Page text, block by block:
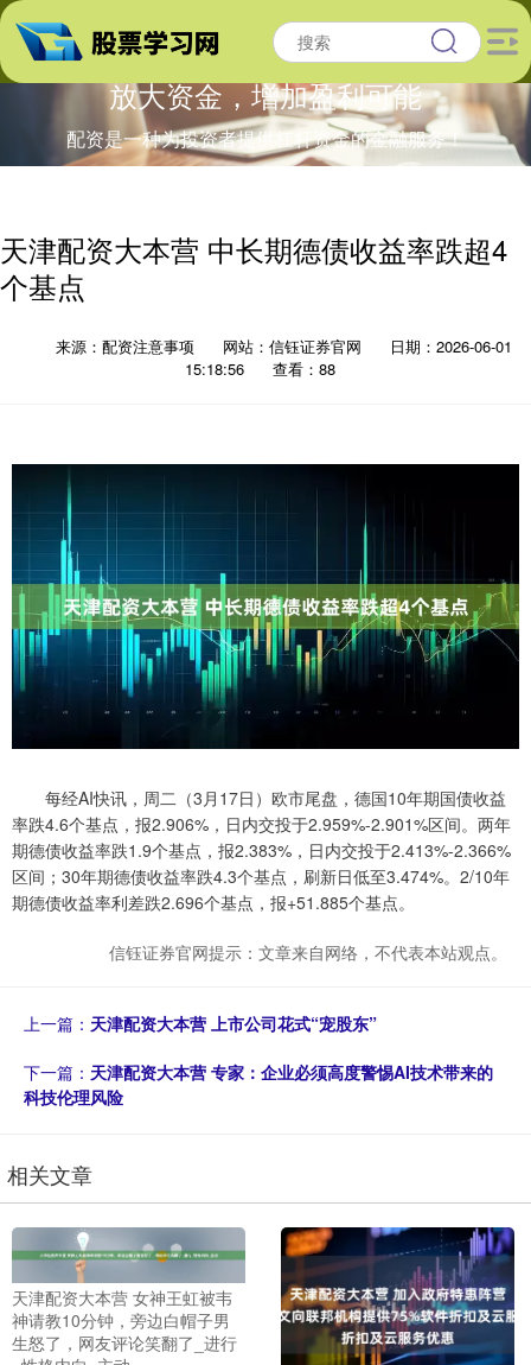
放大资金，增加盈利可能
配资是一种为投资者提供杠杆资金的金融服务！
天津配资大本营 中长期德债收益率跌超4
个基点
来源：配资注意事项 网站：信钰证券官网
日期：2026-06-01
15:18:56
查看：88
每经AI快讯，周二（3月17日）欧市尾盘，德国10年期国债收益
率跌4.6个基点，报2.906%，日内交投于2.959%-2.901%区间。两年
期德债收益率跌1.9个基点，报2.383%，日内交投于2.413%-2.366%
区间；30年期德债收益率跌4.3个基点，刷新日低至3.474%。2/10年
期德债收益率利差跌2.696个基点，报+51.885个基点。
信钰证券官网提示：文章来自网络，不代表本站观点。
上一篇： 天津配资大本营 上市公司花式“宠股东”
下一篇： 天津配资大本营 专家：企业必须高度警惕AI技术带来的
科技伦理风险
相关文章
天津配资大本营 女神王虹被韦
神请教10分钟，旁边白帽子男
生怒了，网友评论笑翻了_进行